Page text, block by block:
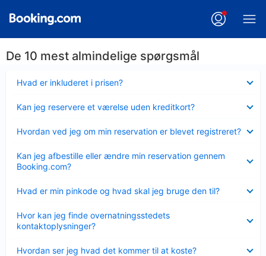
De 10 mest almindelige spørgsmål
Hvad er inkluderet i prisen?
Kan jeg reservere et værelse uden kreditkort?
Hvordan ved jeg om min reservation er blevet registreret?
Kan jeg afbestille eller ændre min reservation gennem
Booking.com?
Hvad er min pinkode og hvad skal jeg bruge den til?
Hvor kan jeg finde overnatningsstedets
kontaktoplysninger?
Hvordan ser jeg hvad det kommer til at koste?